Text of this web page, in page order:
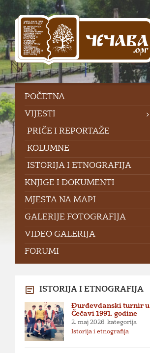
Skip
content
Skip
left
sidebar
Skip
right
sidebar
Skip
footer
POČETNA
VIJESTI
PRIČE I REPORTAŽE
KOLUMNE
ISTORIJA I ETNOGRAFIJA
KNJIGE I DOKUMENTI
MJESTA NA MAPI
GALERIJE FOTOGRAFIJA
VIDEO GALERIJA
FORUMI
ISTORIJA I ETNOGRAFIJA
Đurđevdanski turnir u
Čečavi 1991. godine
2. maj 2026. kategorija
Istorija i etnografija